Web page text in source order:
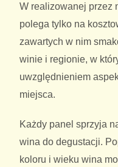
W realizowanej przez
polega tylko na
zawartych w nim
winie i regionie, w
uwzględnieniem
miejsca.
Każdy panel sprzyja
wina do degustacji.
koloru i wieku wina
< Kontynuuj